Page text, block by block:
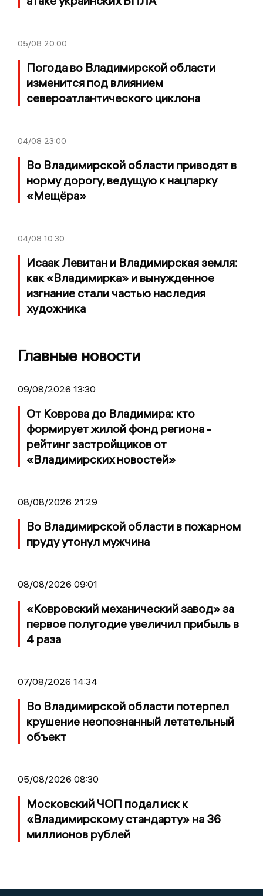
05/08 20:00
Погода во Владимирской области
изменится под влиянием
североатлантического циклона
04/08 23:00
Во Владимирской области приводят в
норму дорогу, ведущую к нацпарку
«Мещёра»
04/08 10:30
Исаак Левитан и Владимирская земля:
как «Владимирка» и вынужденное
изгнание стали частью наследия
художника
Главные новости
09/08/2026 13:30
От Коврова до Владимира: кто
формирует жилой фонд региона -
рейтинг застройщиков от
«Владимирских новостей»
08/08/2026 21:29
Во Владимирской области в пожарном
пруду утонул мужчина
08/08/2026 09:01
«Ковровский механический завод» за
первое полугодие увеличил прибыль в
4 раза
07/08/2026 14:34
Во Владимирской области потерпел
крушение неопознанный летательный
объект
05/08/2026 08:30
Московский ЧОП подал иск к
«Владимирскому стандарту» на 36
миллионов рублей